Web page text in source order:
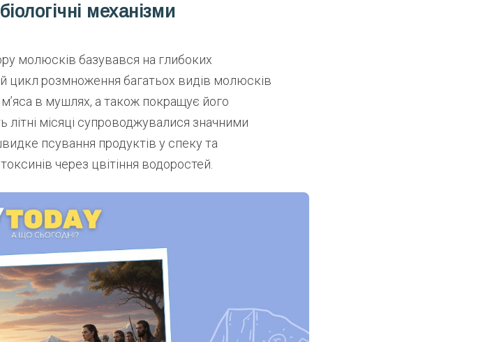
механізми
молюсків базувався на глибоких
цикл розмноження багатьох видів молюсків
в мушлях, а також покращує його
літні місяці супроводжувалися значними
псування продуктів у спеку та
через цвітіння водоростей.